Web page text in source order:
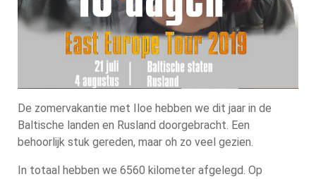
De zomervakantie met Iloe hebben we dit jaar in de
Baltische landen en Rusland doorgebracht. Een
behoorlijk stuk gereden, maar oh zo veel gezien.
In totaal hebben we 6560 kilometer afgelegd. Op